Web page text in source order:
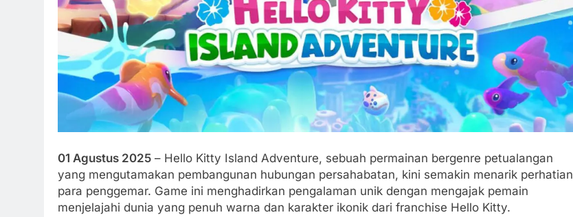
01 Agustus 2025 – Hello Kitty Island Adventure, sebuah permainan bergenre petualangan
yang mengutamakan pembangunan hubungan persahabatan, kini semakin menarik perhatian
para penggemar. Game ini menghadirkan pengalaman unik dengan mengajak pemain
menjelajahi dunia yang penuh warna dan karakter ikonik dari franchise Hello Kitty.